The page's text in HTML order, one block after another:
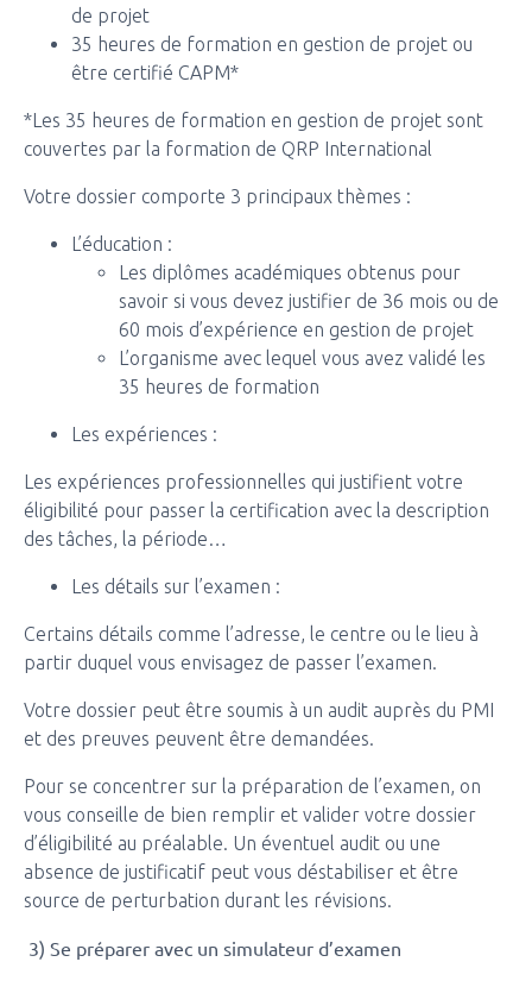
de projet
35 heures de formation en gestion de projet ou
être certifié CAPM*
*Les 35 heures de formation en gestion de projet sont
couvertes par la formation de QRP International
Votre dossier comporte 3 principaux thèmes :
L’éducation :
Les diplômes académiques obtenus pour
savoir si vous devez justifier de 36 mois ou de
60 mois d’expérience en gestion de projet
L’organisme avec lequel vous avez validé les
35 heures de formation
Les expériences :
Les expériences professionnelles qui justifient votre
éligibilité pour passer la certification avec la description
des tâches, la période…
Les détails sur l’examen :
Certains détails comme l’adresse, le centre ou le lieu à
partir duquel vous envisagez de passer l’examen.
Votre dossier peut être soumis à un audit auprès du PMI
et des preuves peuvent être demandées.
Pour se concentrer sur la préparation de l’examen, on
vous conseille de bien remplir et valider votre dossier
d’éligibilité au préalable. Un éventuel audit ou une
absence de justificatif peut vous déstabiliser et être
source de perturbation durant les révisions.
3) Se préparer avec un simulateur d’examen